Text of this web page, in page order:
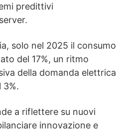
predittivi
solo nel 2025 il consumo
del 17%, un ritmo
della domanda elettrica
3%.
a riflettere su nuovi
innovazione e